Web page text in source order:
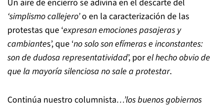
Un aire de encierro se adivina en el descarte del
‘simplismo callejero’o en la caracterización de las
protestas que ‘expresan emociones pasajeras y
cambiantes’, que ‘no solo son efímeras e inconstantes:
son de dudosa representatividad’, porel hecho obvio de
que la mayoría silenciosa no sale a protestar.
Continúa nuestro columnista…’los buenos gobiernos